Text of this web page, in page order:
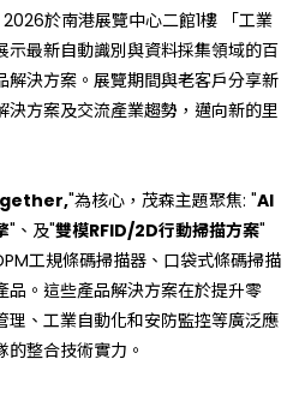
於南港展覽中心二館1樓 「工業
示最新自動識別與資料採集領域的百
解決方案。展覽期間與老客戶分享新
決方案及交流產業趨勢，邁向新的里
"為核心，茂森主題聚焦: "AI
"、及"雙模RFID/2D行動掃描方案"
工規條碼掃描器、口袋式條碼掃描
品。這些產品解決方案在於提升零
理、工業自動化和安防監控等廣泛應
整合技術實力。